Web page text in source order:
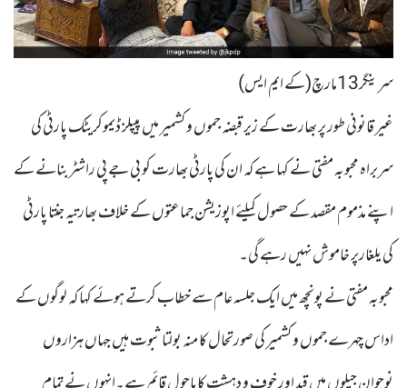
سرینگر13مارچ(کے ایم ایس)
غیر قانونی طور پر بھارت کے زیر قبضہ جموں و کشمیر میں پیپلز ڈیموکریٹک پارٹی کی
سربراہ محبوبہ مفتی نے کہا ہے کہ ان کی پارٹی بھارت کو بی جے پی راشٹر بنانے کے
اپنے مذموم مقصد کے حصول کیلئے اپوزیشن جماعتوں کے خلاف بھارتیہ جنتا پارٹی
کی یلغارپر خاموش نہیں رہے گی۔
محبوبہ مفتی نے پونچھ میں ایک جلسہ عام سے خطاب کرتے ہوئے کہا کہ لوگوں کے
اداس چہرے جموں و کشمیر کی صورتحال کا منہ بولتا ثبوت ہیں جہاں ہزاروں